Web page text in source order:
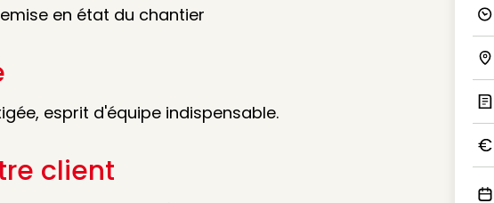
en état du chantier
esprit d'équipe indispensable.
client